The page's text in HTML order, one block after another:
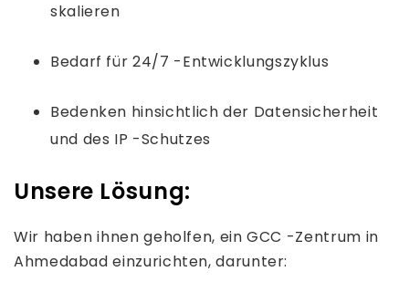
skalieren
Bedarf für 24/7 -Entwicklungszyklus
Bedenken hinsichtlich der Datensicherheit
und des IP -Schutzes
Unsere Lösung:
Wir haben ihnen geholfen, ein GCC -Zentrum in
Ahmedabad einzurichten, darunter: